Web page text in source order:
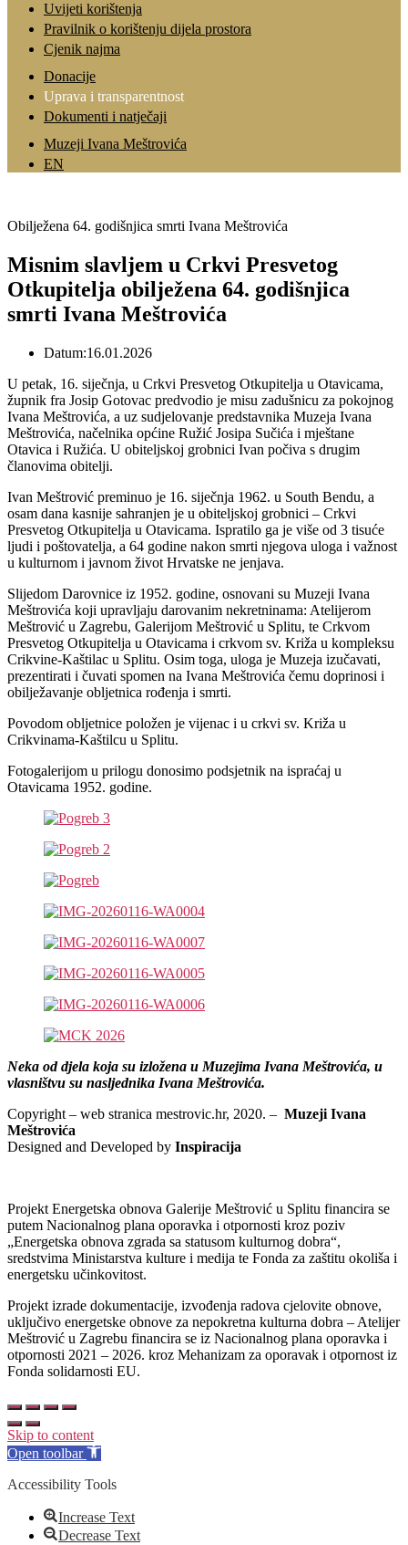
Uvijeti korištenja
Pravilnik o korištenju dijela prostora
Cjenik najma
Donacije
Uprava i transparentnost
Dokumenti i natječaji
Muzeji Ivana Meštrovića
EN
Obilježena 64. godišnjica smrti Ivana Meštrovića
Misnim slavljem u Crkvi Presvetog
Otkupitelja obilježena 64. godišnjica
smrti Ivana Meštrovića
Datum:16.01.2026
U petak, 16. siječnja, u Crkvi Presvetog Otkupitelja u Otavicama,
župnik fra Josip Gotovac predvodio je misu zadušnicu za pokojnog
Ivana Meštrovića, a uz sudjelovanje predstavnika Muzeja Ivana
Meštrovića, načelnika općine Ružić Josipa Sučića i mještane
Otavica i Ružića. U obiteljskoj grobnici Ivan počiva s drugim
članovima obitelji.
Ivan Meštrović preminuo je 16. siječnja 1962. u South Bendu, a
osam dana kasnije sahranjen je u obiteljskoj grobnici – Crkvi
Presvetog Otkupitelja u Otavicama. Ispratilo ga je više od 3 tisuće
ljudi i poštovatelja, a 64 godine nakon smrti njegova uloga i važnost
u kulturnom i javnom život Hrvatske ne jenjava.
Slijedom Darovnice iz 1952. godine, osnovani su Muzeji Ivana
Meštrovića koji upravljaju darovanim nekretninama: Atelijerom
Meštrović u Zagrebu, Galerijom Meštrović u Splitu, te Crkvom
Presvetog Otkupitelja u Otavicama i crkvom sv. Križa u kompleksu
Crikvine-Kaštilac u Splitu. Osim toga, uloga je Muzeja izučavati,
prezentirati i čuvati spomen na Ivana Meštrovića čemu doprinosi i
obilježavanje obljetnica rođenja i smrti.
Povodom obljetnice položen je vijenac i u crkvi sv. Križa u
Crikvinama-Kaštilcu u Splitu.
Fotogalerijom u prilogu donosimo podsjetnik na ispraćaj u
Otavicama 1952. godine.
Neka od djela koja su izložena u Muzejima Ivana Meštrovića, u
vlasništvu su nasljednika Ivana Meštrovića.
Copyright – web stranica mestrovic.hr, 2020. – Muzeji Ivana
Meštrovića
Designed and Developed by Inspiracija
Projekt Energetska obnova Galerije Meštrović u Splitu financira se
putem Nacionalnog plana oporavka i otpornosti kroz poziv
„Energetska obnova zgrada sa statusom kulturnog dobra“,
sredstvima Ministarstva kulture i medija te Fonda za zaštitu okoliša i
energetsku učinkovitost.
Projekt izrade dokumentacije, izvođenja radova cjelovite obnove,
uključivo energetske obnove za nepokretna kulturna dobra – Atelijer
Meštrović u Zagrebu financira se iz Nacionalnog plana oporavka i
otpornosti 2021 – 2026. kroz Mehanizam za oporavak i otpornost iz
Fonda solidarnosti EU.
Skip to content
Open toolbar
Accessibility Tools
Increase Text
Decrease Text